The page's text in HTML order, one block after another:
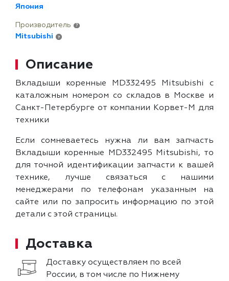
Япония
Производитель ?
Mitsubishi ?
Описание
Вкладыши коренные MD332495 Mitsubishi с
каталожным номером со складов в Москве и
Санкт-Петербурге от компании Корвет-М для
техники
Если сомневаетесь нужна ли вам запчасть
Вкладыши коренные MD332495 Mitsubishi, то
для точной идентификации запчасти к вашей
технике, лучше связаться с нашими
менеджерами по телефонам указанным на
сайте или по запросить информацию по этой
детали с этой страницы.
Доставка
Доставку осуществляем по всей
России, в том числе по Нижнему